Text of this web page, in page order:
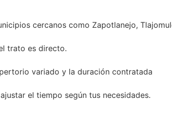
cercanos como Zapotlanejo,
trato es directo.
variado y la duración contratada
el tiempo según tus necesidades.